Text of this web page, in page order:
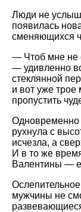
Люди не
появилась
сменяющихся
— Чтоб мне не
— удивленно
стеклянной
и вот уже трое
пропустить
Одновременно
рухнула с
исчезла, а
И в то же
Валентины —
мужчины не